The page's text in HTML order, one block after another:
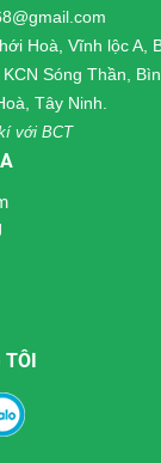
quần
lý ,
Hoà, Vĩnh lộc A,
Sóng Thần,
Tây Ninh.
với BCT